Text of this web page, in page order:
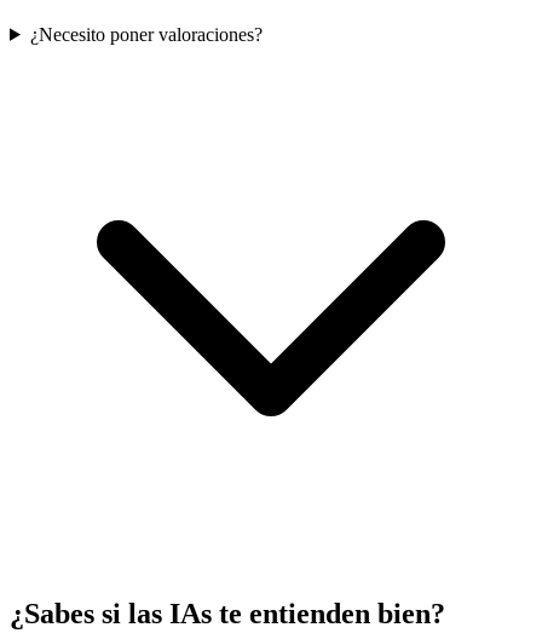
¿Necesito poner valoraciones?
¿Sabes si las IAs te entienden bien?